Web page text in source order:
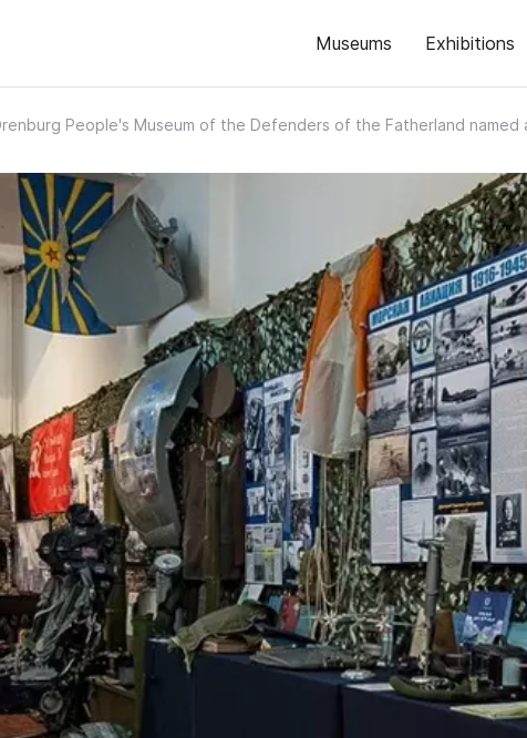
Museums Exhibitions
People's Museum of the Defenders of the Fatherland named